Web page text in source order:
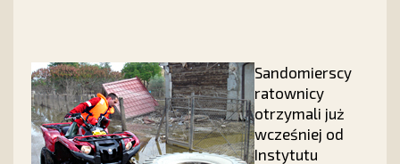
Sandomierscy
ratownicy
otrzymali już
wcześniej od
Instytutu